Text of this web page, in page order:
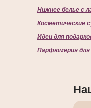
Нижнее белье с
Косметические
Идеи для
Парфюмерия